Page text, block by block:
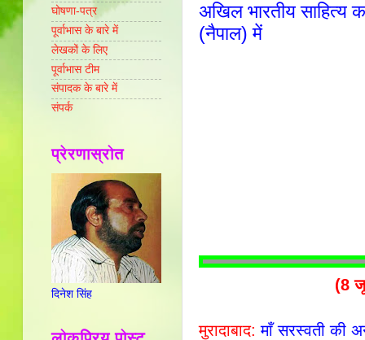
अखिल भारतीय साहित्य
(नैपाल) में
(8
मुरादाबाद: माँ सरस्वती की
घोषणा-पत्र
पूर्वाभास के बारे में
लेखकों के लिए
पूर्वाभास टीम
संपादक के बारे में
संपर्क
प्रेरणास्रोत
दिनेश सिंह